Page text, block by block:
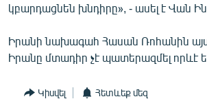
կբարդացնեն խնդիրը», - ասել է Վան
Իրանի նախագահ Հասան Ռոհանին
Իրանը մտադիր չէ պատերազմել որևէ
Կիսվել Հետևեք մեզ